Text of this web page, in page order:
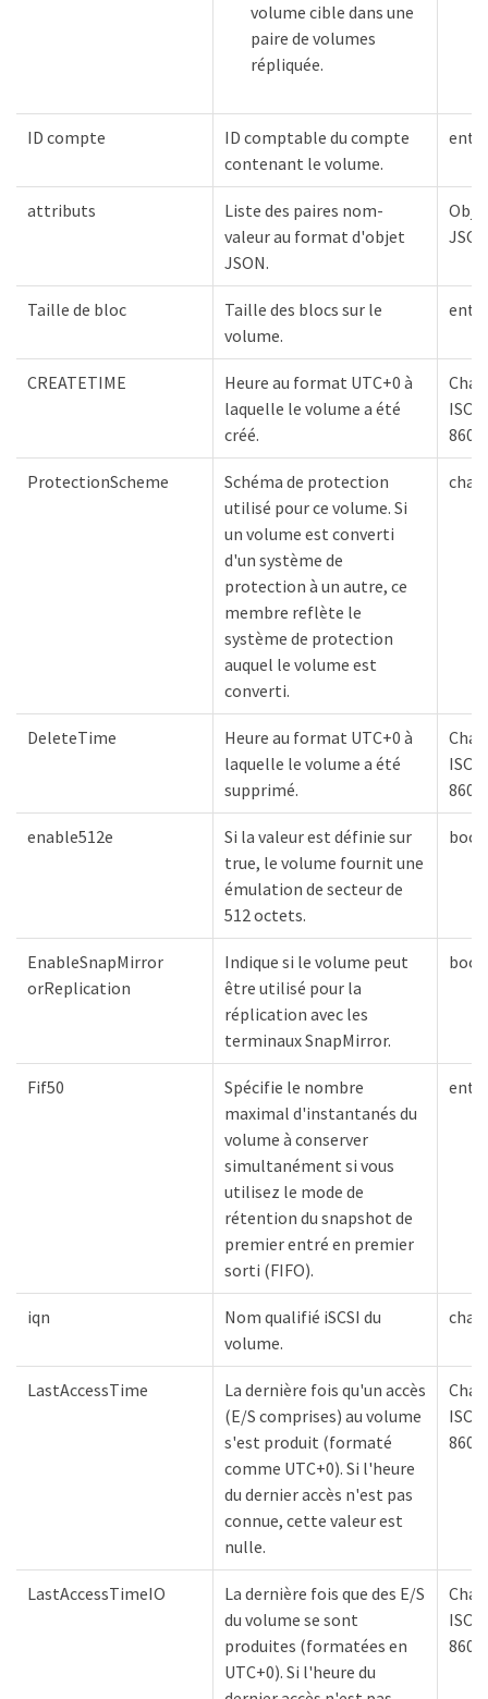
volume cible dans une
paire de volumes
répliquée.
ID compte
ID comptable du compte
contenant le volume.
attributs
Liste des paires nom-
valeur au format d'objet
JSON.
Taille de bloc
Taille des blocs sur le
volume.
CREATETIME
Heure au format UTC+0 à
laquelle le volume a été
créé.
ISO
8601
ProtectionScheme
Schéma de protection
utilisé pour ce volume. Si
un volume est converti
d'un système de
protection à un autre, ce
membre reflète le
système de protection
auquel le volume est
converti.
DeleteTime
Heure au format UTC+0 à
laquelle le volume a été
supprimé.
ISO
8601
enable512e
Si la valeur est définie sur
true, le volume fournit une
émulation de secteur de
512 octets.
EnableSnapMirror
orReplication
Indique si le volume peut
être utilisé pour la
réplication avec les
terminaux SnapMirror.
Fif50
Spécifie le nombre
maximal d'instantanés du
volume à conserver
simultanément si vous
utilisez le mode de
rétention du snapshot de
premier entré en premier
sorti (FIFO).
iqn
Nom qualifié iSCSI du
volume.
LastAccessTime
La dernière fois qu'un accès
(E/S comprises) au volume
s'est produit (formaté
comme UTC+0). Si l'heure
du dernier accès n'est pas
connue, cette valeur est
nulle.
ISO
8601
LastAccessTimeIO
La dernière fois que des E/S
du volume se sont
produites (formatées en
UTC+0). Si l'heure du
ISO
8601